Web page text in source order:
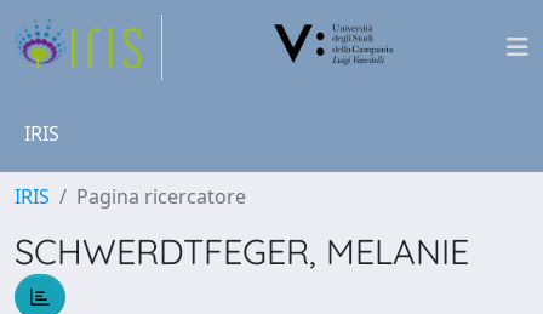
IRIS
IRIS Pagina ricercatore
SCHWERDTFEGER, MELANIE